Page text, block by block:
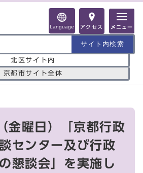
Language アクセス メニュー
北区サイト内
京都市サイト全体
金曜日）「京都行政
センター及び行政
懇談会」を実施し